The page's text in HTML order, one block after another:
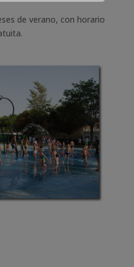
de verano, con horario